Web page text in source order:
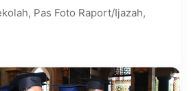
Pas Foto Raport/Ijazah,